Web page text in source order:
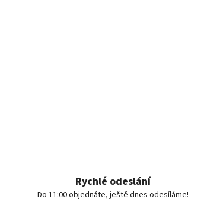
Rychlé odeslání
Do 11:00 objednáte, ještě dnes odesíláme!